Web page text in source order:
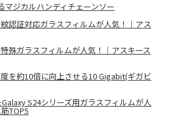
マジカルハンディチェーンソー
認証対応ガラスフィルムが人気！｜アス
殊ガラスフィルムが人気！｜アスキース
を約10倍に向上させる10 Gigabit(ギガビ
S24シリーズ用ガラスフィルムが人
TOP5